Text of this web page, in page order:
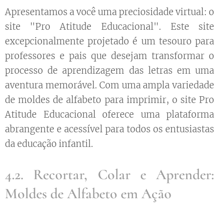
Apresentamos a você uma preciosidade virtual: o
site "Pro Atitude Educacional". Este site
excepcionalmente projetado é um tesouro para
professores e pais que desejam transformar o
processo de aprendizagem das letras em uma
aventura memorável. Com uma ampla variedade
de moldes de alfabeto para imprimir, o site Pro
Atitude Educacional oferece uma plataforma
abrangente e acessível para todos os entusiastas
da educação infantil.
4.2. Recortar, Colar e Aprender:
Moldes de Alfabeto em Ação